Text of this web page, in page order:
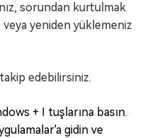
sorundan kurtulmak
veya yeniden yüklemeniz
takip edebilirsiniz.
+ I tuşlarına basın.
gidin ve